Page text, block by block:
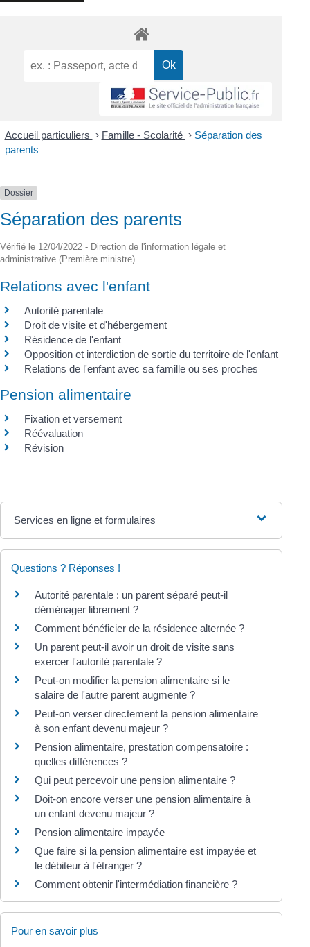
Accueil particuliers > Famille - Scolarité > Séparation des
parents
Dossier
Séparation des parents
Vérifié le 12/04/2022 - Direction de l'information légale et
administrative (Première ministre)
Relations avec l'enfant
Autorité parentale
Droit de visite et d'hébergement
Résidence de l'enfant
Opposition et interdiction de sortie du territoire de l'enfant
Relations de l'enfant avec sa famille ou ses proches
Pension alimentaire
Fixation et versement
Réévaluation
Révision
Services en ligne et formulaires
Questions ? Réponses !
Autorité parentale : un parent séparé peut-il
déménager librement ?
Comment bénéficier de la résidence alternée ?
Un parent peut-il avoir un droit de visite sans
exercer l'autorité parentale ?
Peut-on modifier la pension alimentaire si le
salaire de l'autre parent augmente ?
Peut-on verser directement la pension alimentaire
à son enfant devenu majeur ?
Pension alimentaire, prestation compensatoire :
quelles différences ?
Qui peut percevoir une pension alimentaire ?
Doit-on encore verser une pension alimentaire à
un enfant devenu majeur ?
Pension alimentaire impayée
Que faire si la pension alimentaire est impayée et
le débiteur à l'étranger ?
Comment obtenir l'intermédiation financière ?
Pour en savoir plus